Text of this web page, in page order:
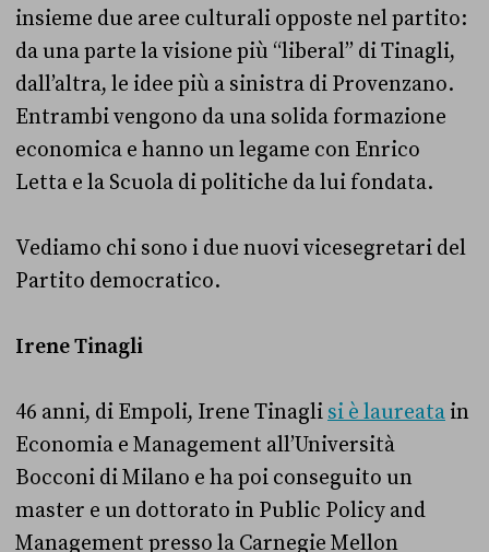
insieme due aree culturali opposte nel partito:
da una parte la visione più “liberal” di Tinagli,
dall’altra, le idee più a sinistra di Provenzano.
Entrambi vengono da una solida formazione
economica e hanno un legame con Enrico
Letta e la Scuola di politiche da lui fondata.
Vediamo chi sono i due nuovi vicesegretari del
Partito democratico.
Irene Tinagli
46 anni, di Empoli, Irene Tinagli si è laureata in
Economia e Management all’Università
Bocconi di Milano e ha poi conseguito un
master e un dottorato in Public Policy and
Management presso la Carnegie Mellon